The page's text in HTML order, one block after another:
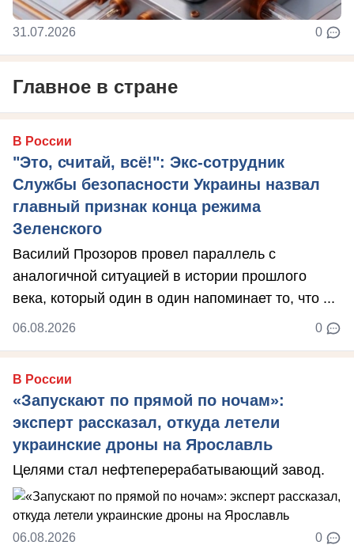
31.07.2026 0
Главное в стране
В России
"Это, считай, всё!": Экс-сотрудник
Службы безопасности Украины назвал
главный признак конца режима
Зеленского
Василий Прозоров провел параллель с
аналогичной ситуацией в истории прошлого
века, который один в один напоминает то, что ...
06.08.2026 0
В России
«Запускают по прямой по ночам»:
эксперт рассказал, откуда летели
украинские дроны на Ярославль
Целями стал нефтеперерабатывающий завод.
06.08.2026 0